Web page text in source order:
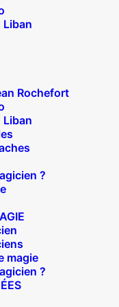
Liban
Rochefort
Liban
?
magie
?
42 62 35 00